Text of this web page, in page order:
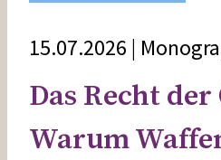
15.07.2026 |
Das Recht
Warum